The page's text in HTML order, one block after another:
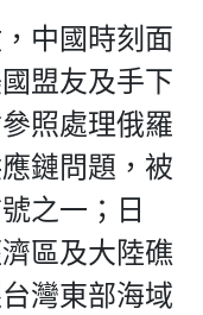
中國時刻面
盟友及手下
照處理俄羅
鏈問題，被
之一；日
區及大陸礁
灣東部海域